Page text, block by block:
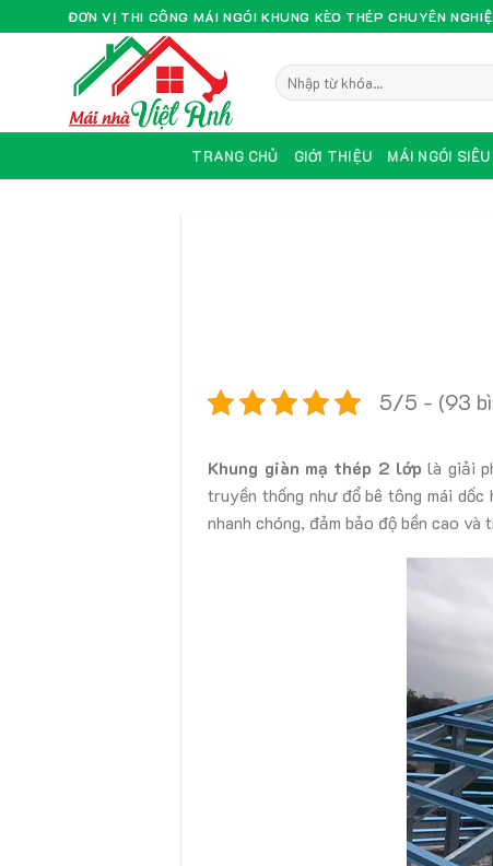
to
ĐƠN VỊ THI CÔNG MÁI NGÓI KHUNG KÈO THÉP CHUYÊN
TRANG CHỦ GIỚI THIỆU MÁI NGÓI SIÊU
5/5 - (93
Khung giàn mạ thép 2 lớp là giải
truyền thống như đổ bê tông mái
nhanh chóng, đảm bảo độ bền cao và